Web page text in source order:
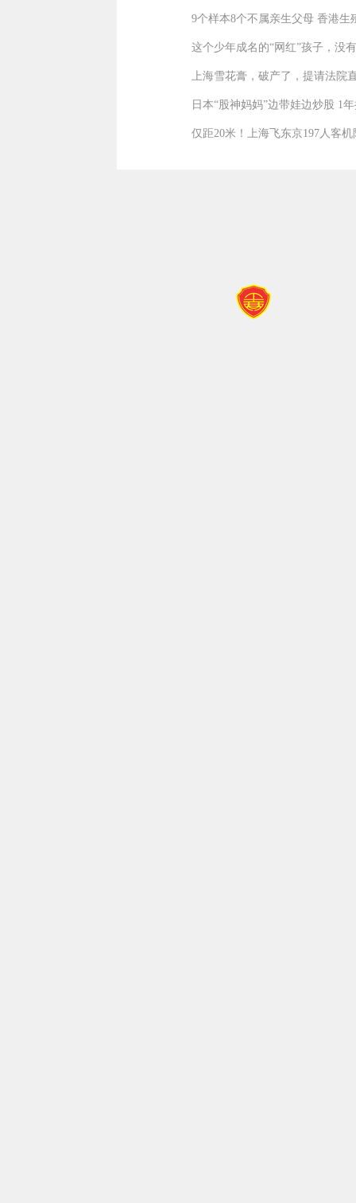
9个样本8个不属亲生父母 香港生
这个少年成名的“网红”孩子，没
上海雪花膏，破产了，提请法院
日本“股神妈妈”边带娃边炒股 1
仅距20米！上海飞东京197人客机